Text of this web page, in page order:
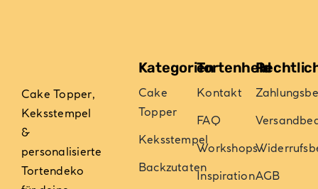
Cake Topper,
Keksstempel
&
personalisierte
Tortendeko
Kategorien
Cake
Topper
Keksstempel
Backzutaten
Tortenheld
Kontakt
FAQ
Workshops
InspirationAGB